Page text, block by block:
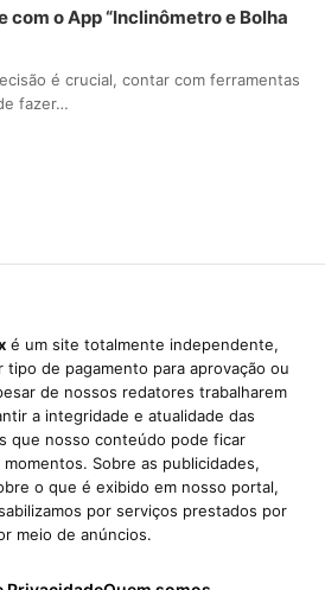
o App “Inclinômetro e Bolha
é crucial, contar com ferramentas
fazer…
é um site totalmente independente,
de pagamento para aprovação ou
de nossos redatores trabalharem
a integridade e atualidade das
que nosso conteúdo pode ficar
Sobre as publicidades,
o que é exibido em nosso portal,
por serviços prestados por
meio de anúncios.